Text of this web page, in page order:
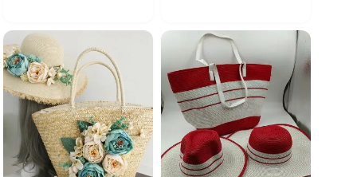
A
változatok
termékoldalon
választhatók